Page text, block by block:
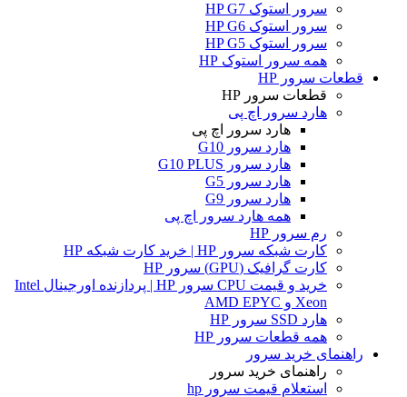
سرور استوک HP G7
سرور استوک HP G6
سرور استوک HP G5
همه سرور استوک HP
قطعات سرور HP
قطعات سرور HP
هارد سرور اچ پی
هارد سرور اچ پی
هارد سرور G10
هارد سرور G10 PLUS
هارد سرور G5
هارد سرور G9
همه هارد سرور اچ پی
رم سرور HP
کارت شبکه سرور HP | خرید کارت شبکه HP
کارت گرافیک (GPU) سرور HP
خرید و قیمت CPU سرور HP | پردازنده اورجینال Intel
Xeon و AMD EPYC
هارد SSD سرور HP
همه قطعات سرور HP
راهنمای خرید سرور
راهنمای خرید سرور
استعلام قیمت سرور hp